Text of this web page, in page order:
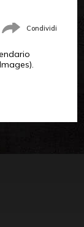
Condividi